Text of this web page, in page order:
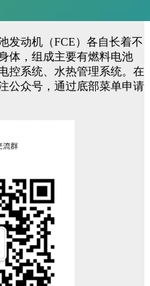
发动机（FCE）各自长着不
体，组成主要有燃料电池
控系统、水热管理系统。在
公众号，通过底部菜单申请